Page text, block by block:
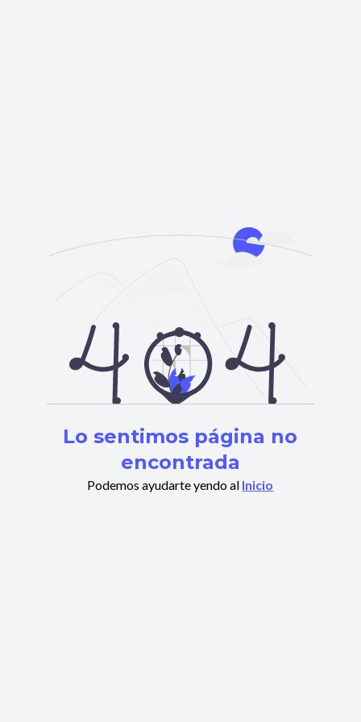
Lo sentimos página no
encontrada
Podemos ayudarte yendo al Inicio